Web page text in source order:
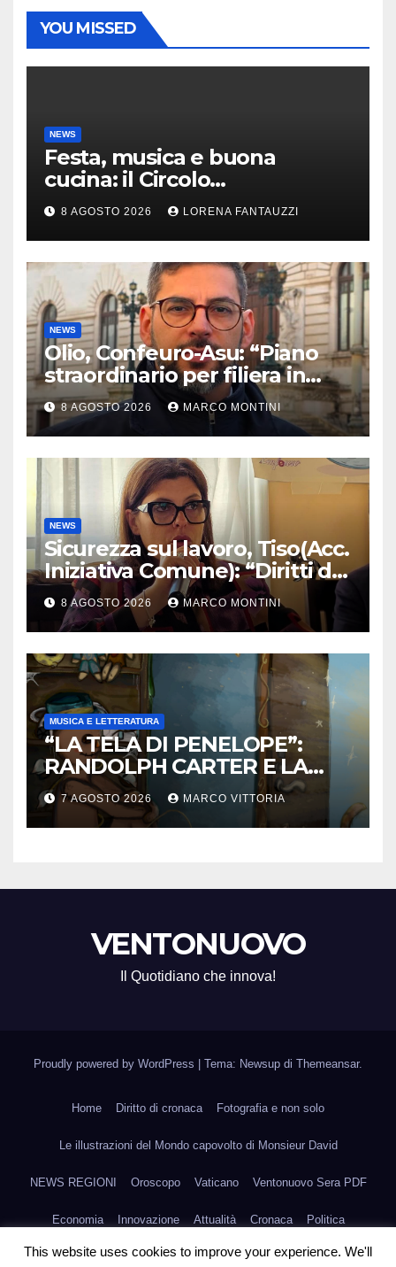
YOU MISSED
NEWS
Festa, musica e buona
cucina: il Circolo
Risorgimento di Gazzada si
accende d’estate
8 AGOSTO 2026 LORENA FANTAUZZI
NEWS
Olio, Confeuro-Asu: “Piano
straordinario per filiera in
Calabria: azioni da Regione e
Governo”
8 AGOSTO 2026 MARCO MONTINI
NEWS
Sicurezza sul lavoro, Tiso(Acc.
Iniziativa Comune): “Diritti da
tutelare ogni giorno”
8 AGOSTO 2026 MARCO MONTINI
MUSICA E LETTERATURA
“LA TELA DI PENELOPE”:
RANDOLPH CARTER E LA
ROTTURA CHE DIVENTA
LIBERTÀ
7 AGOSTO 2026 MARCO VITTORIA
VENTONUOVO
Il Quotidiano che innova!
Proudly powered by WordPress Tema: Newsup di Themeansar.
Home Diritto di cronaca Fotografia e non solo
Le illustrazioni del Mondo capovolto di Monsieur David
NEWS REGIONI Oroscopo Vaticano Ventonuovo Sera PDF
Economia Innovazione Attualità Cronaca Politica
Scienza e Medicina Fashion Agroalimentare Arte Sport
This website uses cookies to improve your experience. We'll